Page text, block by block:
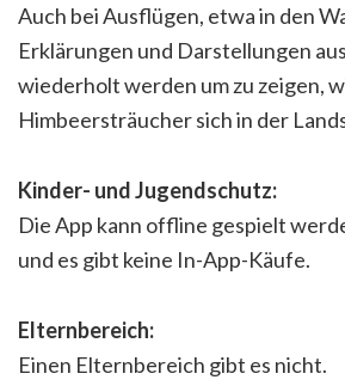
Auch bei Ausflügen, etwa in den
Erklärungen und Darstellungen
wiederholt werden um zu zeigen,
Himbeersträucher sich in der
Kinder- und Jugendschutz:
Die App kann offline gespielt
und es gibt keine In-App-Käufe.
Elternbereich:
Einen Elternbereich gibt es nicht.